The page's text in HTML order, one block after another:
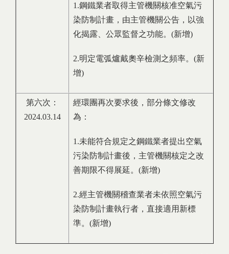
1.鋼鐵業者取得主管機關核准空氣污
染防制計畫，由主管機關公告，以強
化揭露、公眾監督之功能。(新增)
2.明定電弧爐戴奧辛檢測之頻率。(新
增)
第六次：
2024.03.14
經環團再次要求後，部分條文修改
為：
1.未能符合規定之鋼鐵業者提出空氣
污染防制計畫後，主管機關核定之改
善期限不得展延。(新增)
2.經主管機關稽查業者未依照空氣污
染防制計畫執行者，直接適用新標
準。(新增)